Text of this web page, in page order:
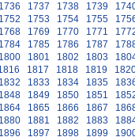
1736 1737 1738 1739
1752 1753 1754 1755
1768 1769 1770 1771
1784 1785 1786 1787
1800 1801 1802 1803
1817 1818 1819
1832 1833 1834 1835
1848 1849 1850 1851
1864 1865 1866 1867
1880 1881 1882 1883
1896 1897 1898 1899